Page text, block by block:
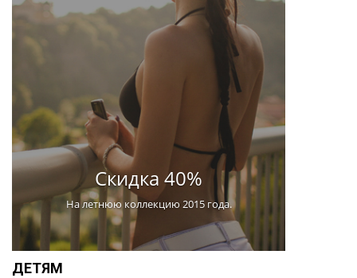
Скидка 40%
На летнюю коллекцию 2015 года.
ДЕТЯМ